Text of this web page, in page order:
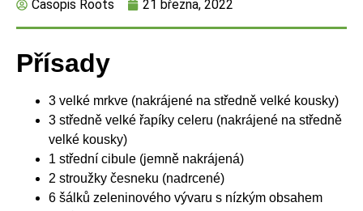
Časopis Roots 21 března, 2022
Přísady
3 velké mrkve (nakrájené na středně velké kousky)
3 středně velké řapíky celeru (nakrájené na středně
velké kousky)
1 střední cibule (jemně nakrájená)
2 stroužky česneku (nadrcené)
6 šálků zeleninového vývaru s nízkým obsahem